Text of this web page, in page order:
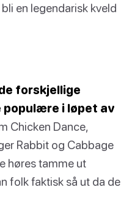
en legendarisk kveld
forskjellige
populære i løpet av
Chicken Dance,
Rabbit og Cabbage
høres tamme ut
folk faktisk så ut da de